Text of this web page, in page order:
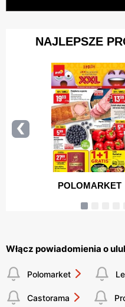
Włącz powiadomienia o
Polomarket
Castorama